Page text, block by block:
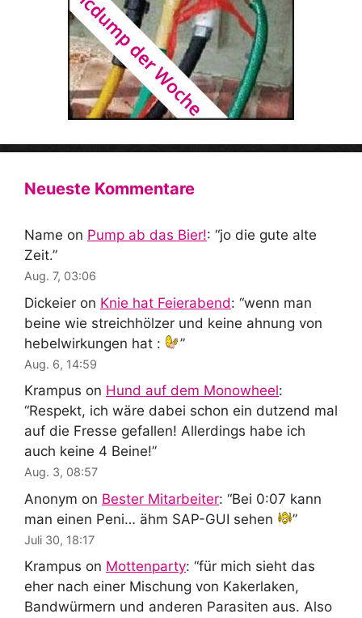
Neueste Kommentare
Name on Pump ab das Bier!: “jo die gute alte
Zeit.”
Aug. 7, 03:06
Dickeier on Knie hat Feierabend: “wenn man
beine wie streichhölzer und keine ahnung von
hebelwirkungen hat :
”
Aug. 6, 14:59
Krampus on Hund auf dem Monowheel:
“Respekt, ich wäre dabei schon ein dutzend mal
auf die Fresse gefallen! Allerdings habe ich
auch keine 4 Beine!”
Aug. 3, 08:57
Anonym on Bester Mitarbeiter: “Bei 0:07 kann
man einen Peni… ähm SAP-GUI sehen
”
Juli 30, 18:17
Krampus on Mottenparty: “für mich sieht das
eher nach einer Mischung von Kakerlaken,
Bandwürmern und anderen Parasiten aus. Also